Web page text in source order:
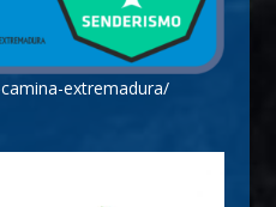
extremadura/